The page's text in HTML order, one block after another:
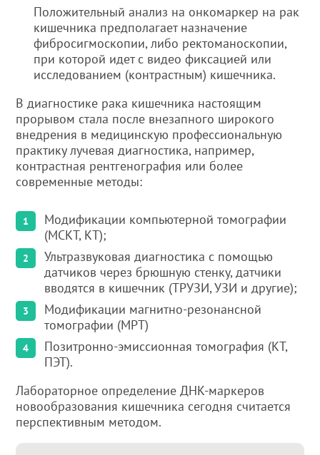
Положительный анализ на онкомаркер на рак
кишечника предполагает назначение
фибросигмоскопии, либо ректоманоскопии,
при которой идет с видео фиксацией или
исследованием (контрастным) кишечника.
В диагностике рака кишечника настоящим
прорывом стала после внезапного широкого
внедрения в медицинскую профессиональную
практику лучевая диагностика, например,
контрастная рентгенография или более
современные методы:
Модификации компьютерной томографии
(МСКТ, КТ);
Ультразвуковая диагностика с помощью
датчиков через брюшную стенку, датчики
вводятся в кишечник (ТРУЗИ, УЗИ и другие);
Модификации магнитно-резонансной
томографии (МРТ)
Позитронно-эмиссионная томография (КТ,
ПЭТ).
Лабораторное определение ДНК-маркеров
новообразования кишечника сегодня считается
перспективным методом.